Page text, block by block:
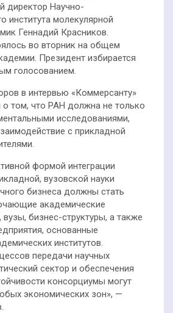
директор Научно-
института молекулярной
Геннадий Красников.
во вторник на общем
Президент избирается
голосованием.
в интервью «Коммерсанту»
о том, что РАН должна не только
исследованиями,
с прикладной
формой интеграции
вузовской науки
бизнеса должны стать
академические
бизнес-структуры, а также
основанные
институтов.
передачи научных
сектор и обеспечения
консорциумы могут
экономических зон», —